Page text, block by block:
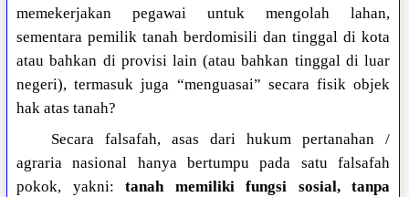
memekerjakan pegawai untuk mengolah lahan,
sementara pemilik tanah berdomisili dan tinggal di kota
atau bahkan di provisi lain (atau bahkan tinggal di luar
negeri), termasuk juga “menguasai” secara fisik objek
hak atas tanah?
Secara falsafah, asas dari hukum pertanahan /
agraria nasional hanya bertumpu pada satu falsafah
pokok, yakni:tanah memiliki fungsi sosial, tanpa